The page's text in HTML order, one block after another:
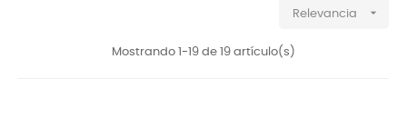
Relevancia 
Mostrando 1-19 de 19 artículo(s)